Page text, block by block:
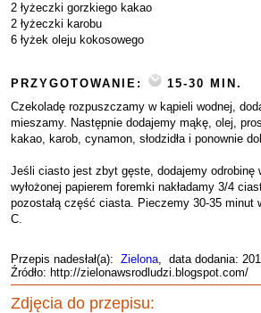
2 łyżeczki gorzkiego kakao
2 łyżeczki karobu
6 łyżek oleju kokosowego
PRZYGOTOWANIE:
15-30 MIN.
Czekoladę rozpuszczamy w kąpieli wodnej,
mieszamy. Następnie dodajemy mąkę, olej,
kakao, karob, cynamon, słodzidła i ponownie
Jeśli ciasto jest zbyt gęste, dodajemy odrobinę
wyłożonej papierem foremki nakładamy 3/4
pozostałą część ciasta. Pieczemy 30-35 minut
C.
Przepis nadesłał(a): Zielona, data dodania:
Źródło: http://zielonawsrodludzi.blogspot.com/
Zdjęcia do przepisu: